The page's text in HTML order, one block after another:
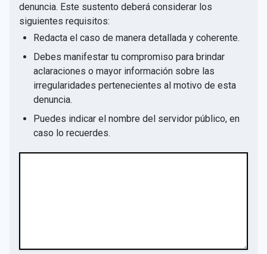
denuncia. Este sustento deberá considerar los
siguientes requisitos:
Redacta el caso de manera detallada y coherente.
Debes manifestar tu compromiso para brindar
aclaraciones o mayor información sobre las
irregularidades pertenecientes al motivo de esta
denuncia.
Puedes indicar el nombre del servidor público, en
caso lo recuerdes.